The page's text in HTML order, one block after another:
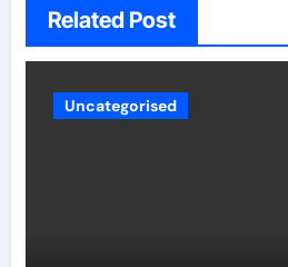
Related Post
Uncategorised